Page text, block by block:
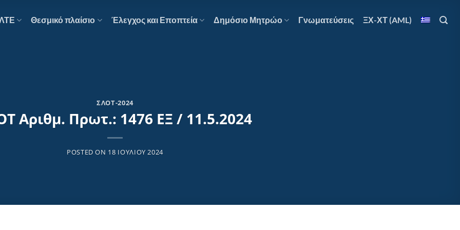
Θεσμικό πλαίσιο Έλεγχος και Εποπτεία Δημόσιο Μητρώο Γνωματεύσεις ΞΧ-ΧΤ (AML)
ΣΛΟΤ-2024
Αριθμ. Πρωτ.: 1476 ΕΞ / 11.5.2024
POSTED ON 18 ΙΟΥΛΊΟΥ 2024